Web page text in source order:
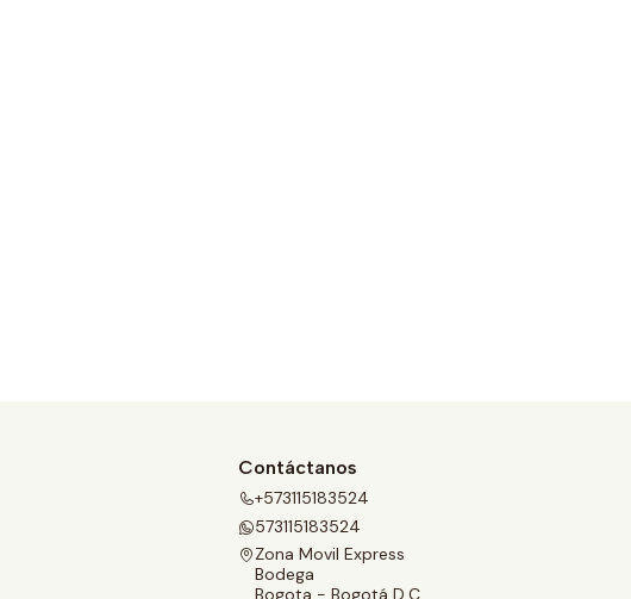
Contáctanos
+573115183524
573115183524
Zona Movil Express
Bodega
Bogota - Bogotá D.C.